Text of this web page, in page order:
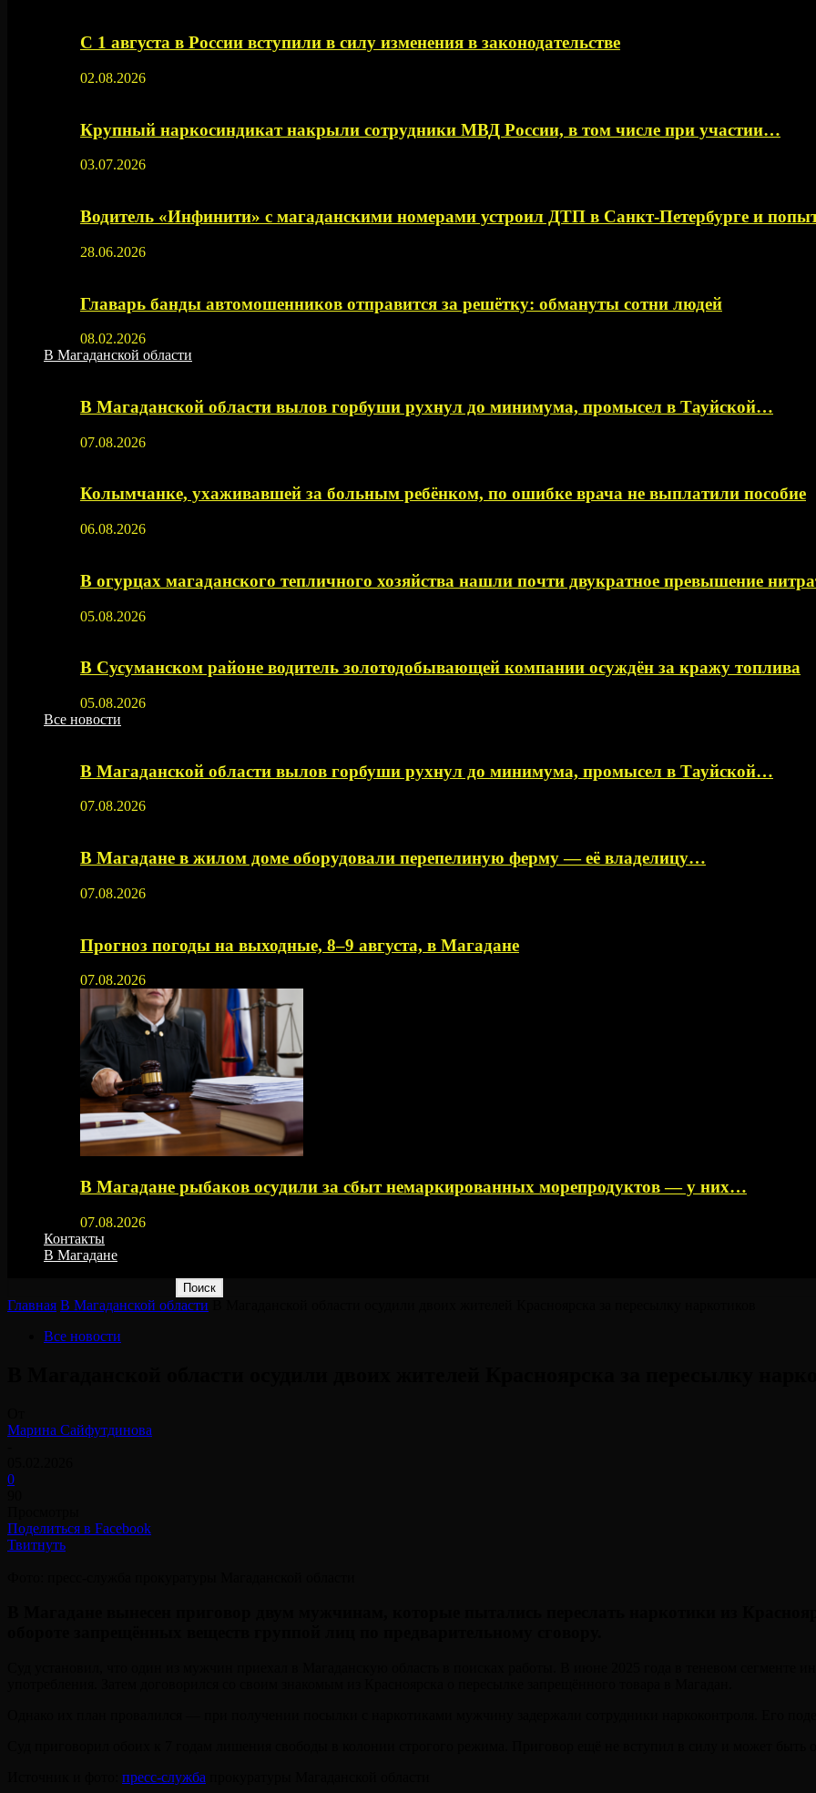
С 1 августа в России вступили в силу изменения в законодательстве
02.08.2026
Крупный наркосиндикат накрыли сотрудники МВД России, в том числе при участии…
03.07.2026
Водитель «Инфинити» с магаданскими номерами устроил ДТП в Санкт-Петербурге и
28.06.2026
Главарь банды автомошенников отправится за решётку: обмануты сотни людей
08.02.2026
В Магаданской области
В Магаданской области вылов горбуши рухнул до минимума, промысел в Тауйской…
07.08.2026
Колымчанке, ухаживавшей за больным ребёнком, по ошибке врача не выплатили пособие
06.08.2026
В огурцах магаданского тепличного хозяйства нашли почти двукратное превышение
05.08.2026
В Сусуманском районе водитель золотодобывающей компании осуждён за кражу топлива
05.08.2026
Все новости
В Магаданской области вылов горбуши рухнул до минимума, промысел в Тауйской…
07.08.2026
В Магадане в жилом доме оборудовали перепелиную ферму — её владелицу…
07.08.2026
Прогноз погоды на выходные, 8–9 августа, в Магадане
07.08.2026
В Магадане рыбаков осудили за сбыт немаркированных морепродуктов — у них…
07.08.2026
Контакты
В Магадане
Главная В Магаданской области
Все новости
Марина Сайфутдинова
0
Поделиться в Facebook
Твитнуть
пресс-служба